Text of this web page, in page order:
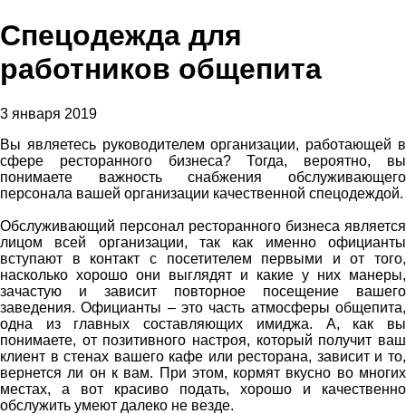
Спецодежда для
работников общепита
3 января 2019
Вы являетесь руководителем организации, работающей в
сфере ресторанного бизнеса? Тогда, вероятно, вы
понимаете важность снабжения обслуживающего
персонала вашей организации качественной спецодеждой.
Обслуживающий персонал ресторанного бизнеса является
лицом всей организации, так как именно официанты
вступают в контакт с посетителем первыми и от того,
насколько хорошо они выглядят и какие у них манеры,
зачастую и зависит повторное посещение вашего
заведения. Официанты – это часть атмосферы общепита,
одна из главных составляющих имиджа. А, как вы
понимаете, от позитивного настроя, который получит ваш
клиент в стенах вашего кафе или ресторана, зависит и то,
вернется ли он к вам. При этом, кормят вкусно во многих
местах, а вот красиво подать, хорошо и качественно
обслужить умеют далеко не везде.